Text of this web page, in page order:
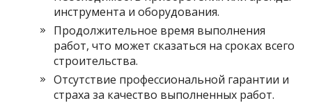
инструмента и оборудования.
Продолжительное время выполнения
работ, что может сказаться на сроках всего
строительства.
Отсутствие профессиональной гарантии и
страха за качество выполненных работ.